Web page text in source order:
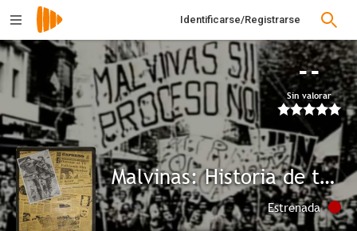
Identificarse/Registrarse
--
Sin valorar
Malvinas: Historia de traiciones
Estrenada